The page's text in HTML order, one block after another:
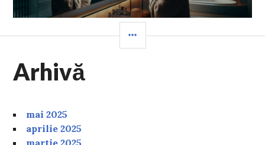
Arhivă
mai 2025
aprilie 2025
martie 2025